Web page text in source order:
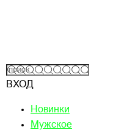
ВХОД
Новинки
Мужское